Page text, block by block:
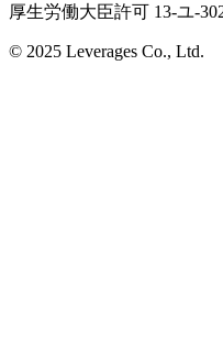
厚生労働大臣許可 13-ユ-
© 2025 Leverages Co., Ltd.